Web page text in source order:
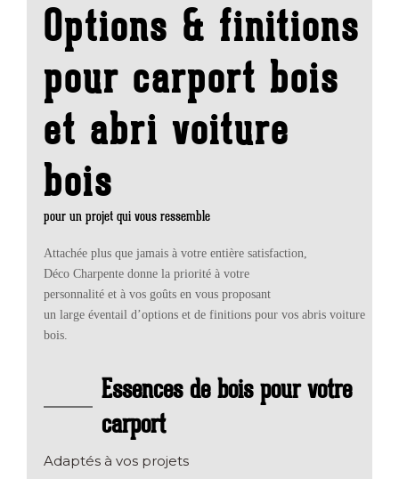
Options & finitions
pour carport bois
et abri voiture
bois
pour un projet qui vous ressemble
Attachée plus que jamais à votre entière satisfaction,
Déco Charpente donne la priorité à votre
personnalité et à vos goûts en vous proposant
un large éventail d’options et de finitions pour vos abris voiture
bois.
Essences de bois pour votre
carport
Adaptés à vos projets